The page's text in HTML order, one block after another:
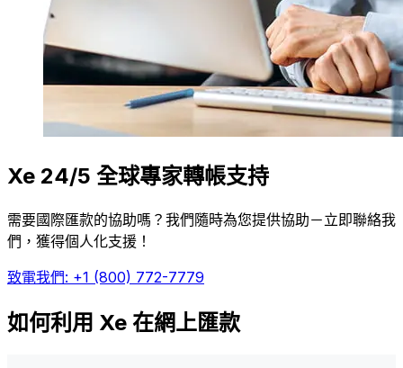
Xe 24/5 全球專家轉帳支持
需要國際匯款的協助嗎？我們隨時為您提供協助－立即聯絡我
們，獲得個人化支援！
致電我們: +1 (800) 772-7779
如何利用 Xe 在網上匯款